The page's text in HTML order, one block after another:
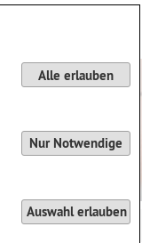
Alle erlauben
Nur Notwendige
Auswahl erlauben